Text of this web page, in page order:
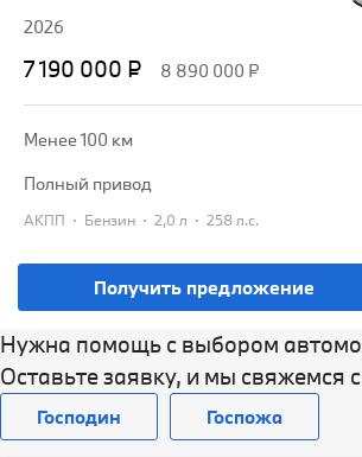
2026
7 190 000 ₽ 8 890 000 ₽
Менее 100 км
полный привод
АКПП · Бензин · 2,0 л · 258 л.с.
Получить предложение
Нужна помощь с выбором
Оставьте заявку, и мы свяжемся
Господин Госпожа